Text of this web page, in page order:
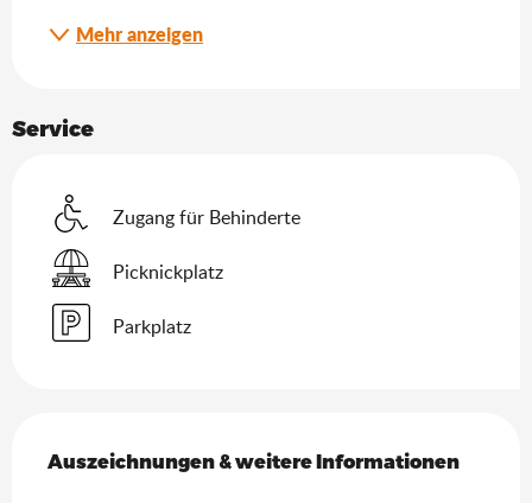
Mehr anzeigen
Service
Zugang für Behinderte
Picknickplatz
Parkplatz
Auszeichnungen & weitere Informationen
Auszeichnungen & weitere Informationen